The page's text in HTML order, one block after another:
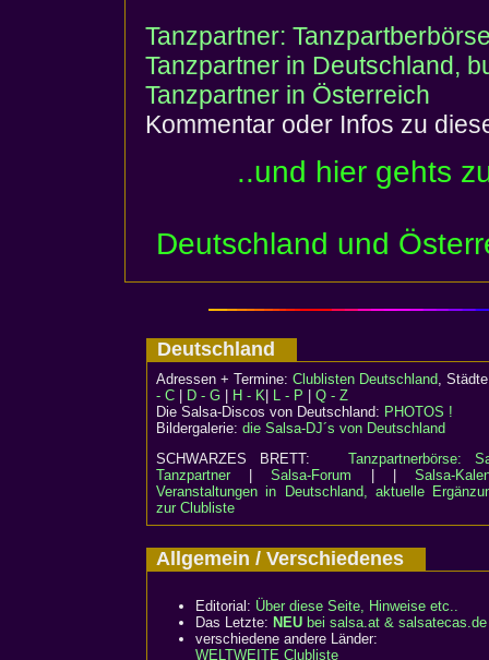
Tanzpartner:
Tanzpartner in Deutschland,
Tanzpartner in Österreich
Kommentar oder Infos zu
..und hier gehts
Deutschland und
Deutschland
Adressen + Termine: Clublisten Deutschland,
- C
D - G H - K L - P
Q - Z
Die Salsa-Discos von Deutschland: PHOTOS !
Bildergalerie: die Salsa-DJ´s von Deutschland
SCHWARZES BRETT:Tanzpartnerbörse:
Tanzpartner|Salsa-Forum | |Salsa-
Veranstaltungen in Deutschland, aktuelle
zur Clubliste
Allgemein / Verschiedenes
Editorial: Über diese Seite, Hinweise etc..
Das Letzte: NEU bei salsa.at & salsatecas.de
verschiedene andere Länder:
WELTWEITE Clubliste